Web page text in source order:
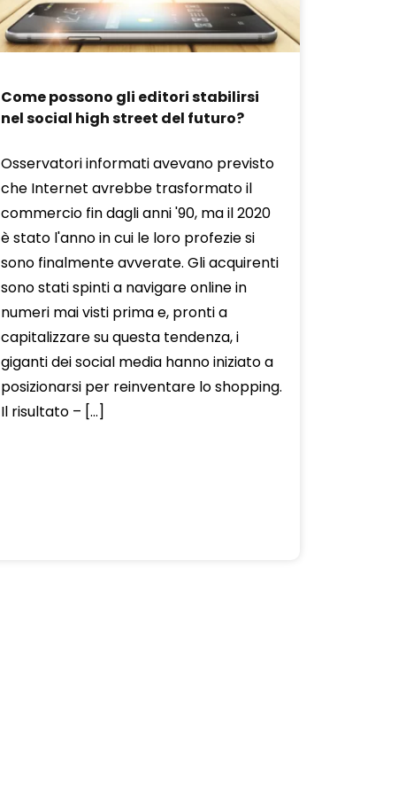
Come possono gli editori stabilirsi
nel social high street del futuro?
Osservatori informati avevano previsto
che Internet avrebbe trasformato il
commercio fin dagli anni '90, ma il 2020
è stato l'anno in cui le loro profezie si
sono finalmente avverate. Gli acquirenti
sono stati spinti a navigare online in
numeri mai visti prima e, pronti a
capitalizzare su questa tendenza, i
giganti dei social media hanno iniziato a
posizionarsi per reinventare lo shopping.
Il risultato – […]